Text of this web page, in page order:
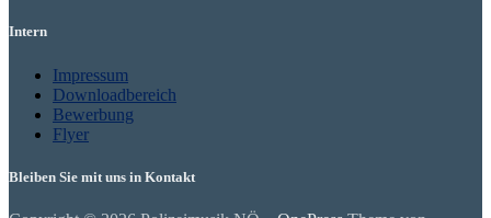
Intern
Impressum
Downloadbereich
Bewerbung
Flyer
Bleiben Sie mit uns in Kontakt